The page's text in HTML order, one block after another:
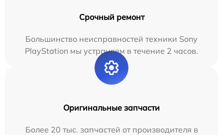
Срочный ремонт
Большинство неисправностей техники Sony
PlayStation мы устраняем в течение 2 часов.
Оригинальные запчасти
Более 20 тыс. запчастей от производителя в